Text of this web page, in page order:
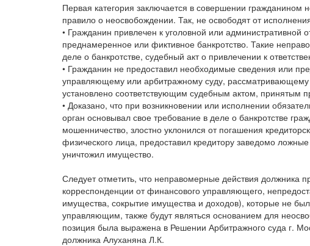
Первая категория заключается в совершении гражданином
правило о неосвобождении. Так, не освободят от
• Гражданин привлечен к уголовной или административной
преднамеренное или фиктивное банкротство. Такие
деле о банкротстве, судебный акт о привлечении к
• Гражданин не предоставил необходимые сведения или
управляющему или арбитражному суду, рассматривающему
установлено соответствующим судебным актом, принятым
• Доказано, что при возникновении или исполнении
орган основывал свое требование в деле о банкротстве
мошенничество, злостно уклонился от погашения
физического лица, предоставил кредитору заведомо
уничтожил имущество.
Следует отметить, что неправомерные действия должника
корреспонденции от финансового управляющего,
имущества, сокрытие имущества и доходов), которые не
управляющим, также будут являться основанием для
позиция была выражена в Решении Арбитражного суда г.
должника Алуханяна Л.К.